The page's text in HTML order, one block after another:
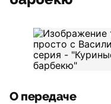
О передаче